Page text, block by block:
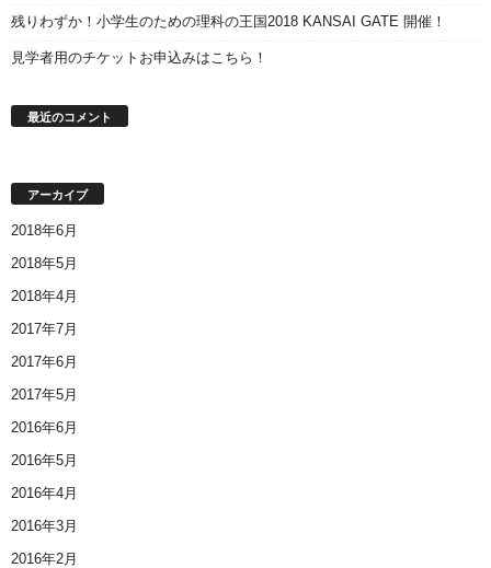
残りわずか！小学生のための理科の王国2018 KANSAI GATE 開催！
見学者用のチケットお申込みはこちら！
最近のコメント
アーカイブ
2018年6月
2018年5月
2018年4月
2017年7月
2017年6月
2017年5月
2016年6月
2016年5月
2016年4月
2016年3月
2016年2月